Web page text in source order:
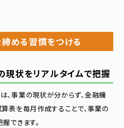
める習慣をつける
状をリアルタイムで把握
、事業の現状が分からず、金融機
表を毎月作成することで、事業の
できます。